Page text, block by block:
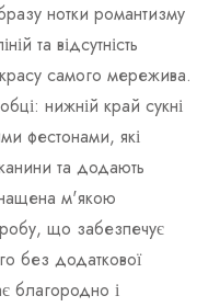
нотки романтизму
та відсутність
самого мережива.
нижній край сукні
фестонами, які
та додають
м'якою
що забезпечує
без додаткової
благородно і